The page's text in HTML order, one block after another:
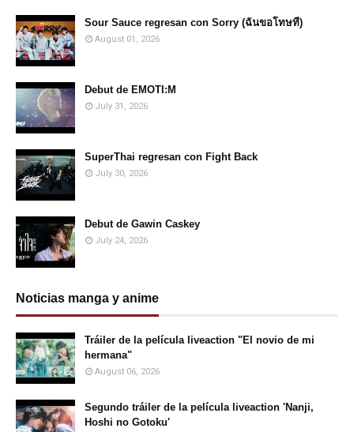
Sour Sauce regresan con Sorry (ฉันขอโทษที)
August 01, 2026
Debut de EMOTI:M
July 31, 2026
SuperThai regresan con Fight Back
July 30, 2026
Debut de Gawin Caskey
July 24, 2026
Noticias manga y anime
Tráiler de la película liveaction "El novio de mi
hermana"
August 06, 2026
Segundo tráiler de la película liveaction 'Nanji,
Hoshi no Gotoku'